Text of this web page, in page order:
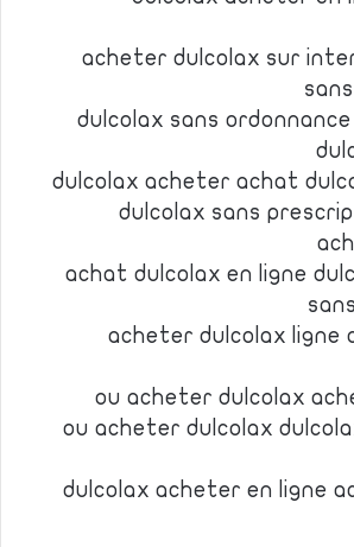
acheter dulcolax sur
dulcolax sans
dulcolax acheter achat
dulcolax sans
achat dulcolax en ligne
acheter dulcolax ligne
ou acheter dulcolax
ou acheter dulcolax
dulcolax acheter en ligne